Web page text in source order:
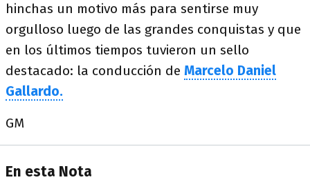
hinchas un motivo más para sentirse muy
orgulloso luego de las grandes conquistas y que
en los últimos tiempos tuvieron un sello
destacado: la conducción de Marcelo Daniel
Gallardo.
GM
En esta Nota